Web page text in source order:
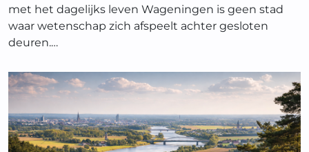
met het dagelijks leven Wageningen is geen stad
waar wetenschap zich afspeelt achter gesloten
deuren.…